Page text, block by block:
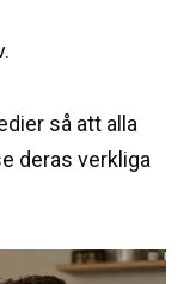
så att alla
deras verkliga